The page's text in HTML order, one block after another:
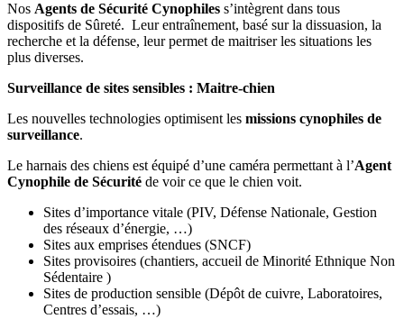
Nos Agents de Sécurité Cynophiles s’intègrent dans tous
dispositifs de Sûreté. Leur entraînement, basé sur la dissuasion, la
recherche et la défense, leur permet de maitriser les situations les
plus diverses.
Surveillance de sites sensibles : Maitre-chien
Les nouvelles technologies optimisent les missions cynophiles de
surveillance.
Le harnais des chiens est équipé d’une caméra permettant à l’Agent
Cynophile de Sécurité de voir ce que le chien voit.
Sites d’importance vitale (PIV, Défense Nationale, Gestion
des réseaux d’énergie, …)
Sites aux emprises étendues (SNCF)
Sites provisoires (chantiers, accueil de Minorité Ethnique Non
Sédentaire )
Sites de production sensible (Dépôt de cuivre, Laboratoires,
Centres d’essais, …)